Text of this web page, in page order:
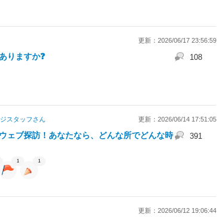
更新：2026/06/17 23:56:59
りますか❓ 108
スタッフさん 更新：2026/06/14 17:51:05
ェブ探訪！あなたなら、どんな所でどんな時
391
1 1
更新：2026/06/12 19:06:44